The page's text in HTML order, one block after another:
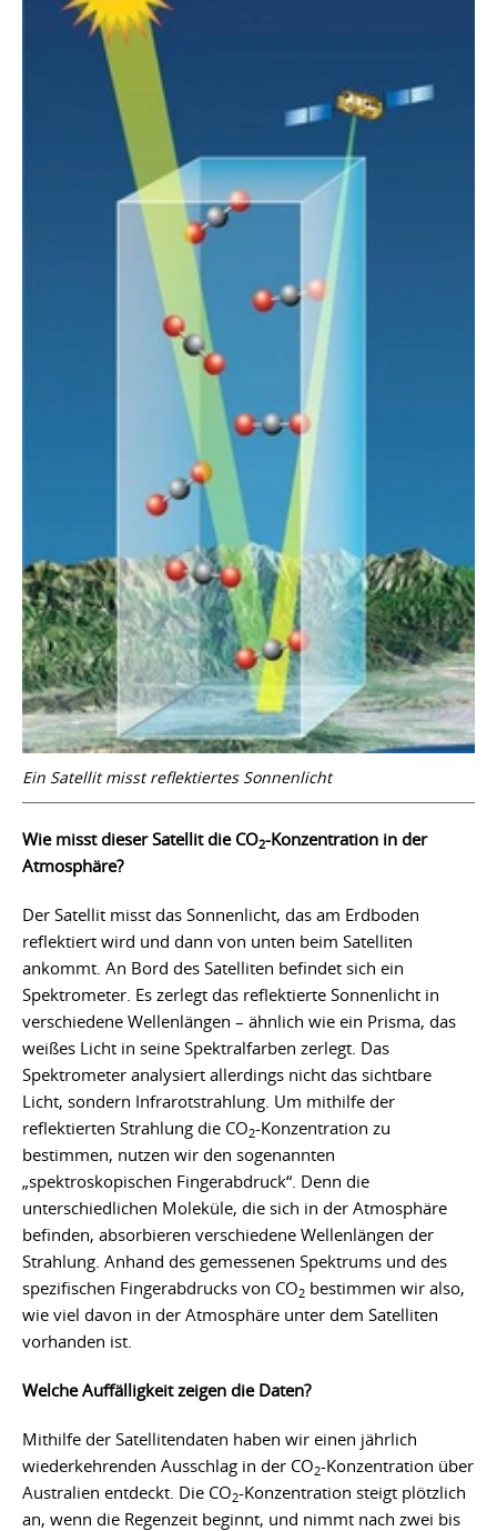
Ein Satellit misst reflektiertes Sonnenlicht
Wie misst dieser Satellit die CO2-Konzentration in der
Atmosphäre?
Der Satellit misst das Sonnenlicht, das am Erdboden
reflektiert wird und dann von unten beim Satelliten
ankommt. An Bord des Satelliten befindet sich ein
Spektrometer. Es zerlegt das reflektierte Sonnenlicht in
verschiedene Wellenlängen – ähnlich wie ein Prisma, das
weißes Licht in seine Spektralfarben zerlegt. Das
Spektrometer analysiert allerdings nicht das sichtbare
Licht, sondern Infrarotstrahlung. Um mithilfe der
reflektierten Strahlung die CO2-Konzentration zu
bestimmen, nutzen wir den sogenannten
„spektroskopischen Fingerabdruck“. Denn die
unterschiedlichen Moleküle, die sich in der Atmosphäre
befinden, absorbieren verschiedene Wellenlängen der
Strahlung. Anhand des gemessenen Spektrums und des
spezifischen Fingerabdrucks von CO2 bestimmen wir also,
wie viel davon in der Atmosphäre unter dem Satelliten
vorhanden ist.
Welche Auffälligkeit zeigen die Daten?
Mithilfe der Satellitendaten haben wir einen jährlich
wiederkehrenden Ausschlag in der CO2-Konzentration über
Australien entdeckt. Die CO2-Konzentration steigt plötzlich
an, wenn die Regenzeit beginnt, und nimmt nach zwei bis